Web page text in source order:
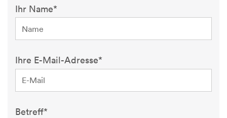
Kontaktformular
Ihr Name*
Ihre E-Mail-Adresse*
Betreff*